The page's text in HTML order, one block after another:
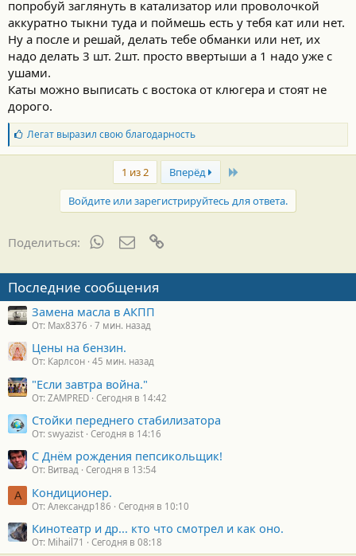
попробуй заглянуть в катализатор или проволочкой
аккуратно тыкни туда и поймешь есть у тебя кат или нет.
Ну а после и решай, делать тебе обманки или нет, их
надо делать 3 шт. 2шт. просто ввертыши а 1 надо уже с
ушами.
Каты можно выписать с востока от клюгера и стоят не
дорого.
Б
л
а
о
т
и
:
Легатвыразил свою благодарность
1 из 2 Вперёд Last
Войдите или зарегистрируйтесь для ответа.
Поделиться: WhatsAppЭлектронная почта
Последние сообщения
Замена масла в АКПП
От: Max8376 7 мин. назад
Цены на бензин.
От: Карлсон 45 мин. назад
"Если завтра война."
От: ZAMPRED Сегодня в 14:42
Стойки переднего стабилизатора
От: swyazist Сегодня в 14:16
С Днём рождения пепсикольщик!
От: Витвад Сегодня в 13:54
А Кондиционер.
От: Александр186 Сегодня в 10:10
Кинотеатр и др... кто что смотрел и как оно.
От: Mihail71 Сегодня в 08:18